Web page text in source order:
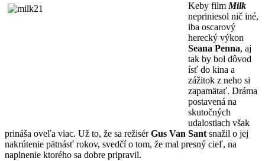
Keby film Milk
nepriniesol nič iné,
iba oscarový
herecký výkon
Seana Penna, aj
tak by bol dôvod
ísť do kina a
zážitok z neho si
zapamätať. Dráma
postavená na
skutočných
udalostiach však
prináša oveľa viac. Už to, že sa režisérGus Van Sant snažil o jej
nakrútenie pätnásť rokov, svedčí o tom, že mal presný cieľ, na
naplnenie ktorého sa dobre pripravil.